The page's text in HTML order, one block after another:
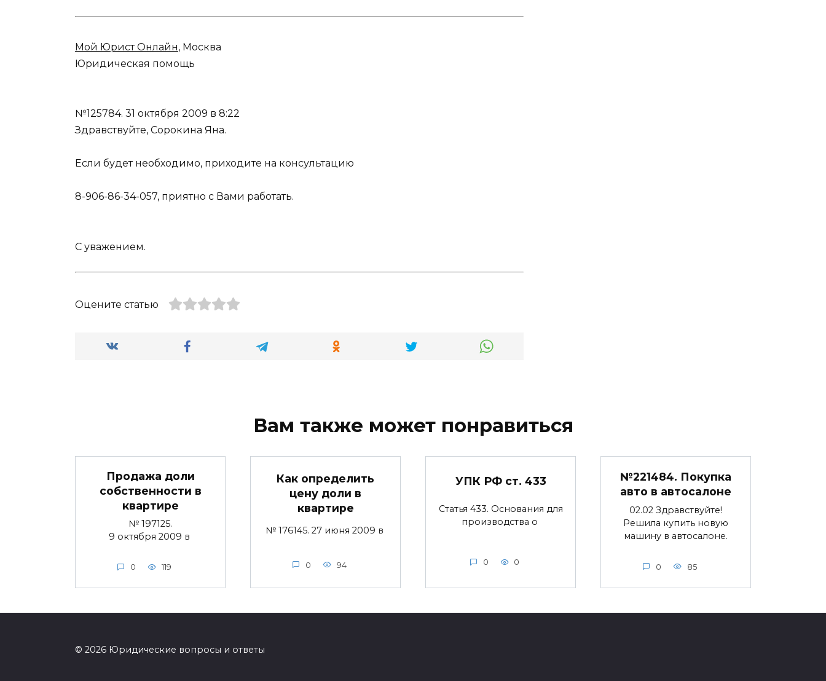
Мой Юрист Онлайн, Москва
Юридическая помощь
№125784. 31 октября 2009 в 8:22
Здравствуйте, Сорокина Яна.
Если будет необходимо, приходите на консультацию
8-906-86-34-057, приятно с Вами работать.
С уважением.
Оцените статью
Вам также может понравиться
Продажа доли
собственности в
квартире
№ 197125.
9 октября 2009 в
0 119
Как определить
цену доли в
квартире
№ 176145. 27 июня 2009 в
0 94
УПК РФ ст. 433
Статья 433. Основания для
производства о
0 0
№221484. Покупка
авто в автосалоне
02.02 Здравствуйте!
Решила купить новую
машину в автосалоне.
0 85
© 2026 Юридические вопросы и ответы